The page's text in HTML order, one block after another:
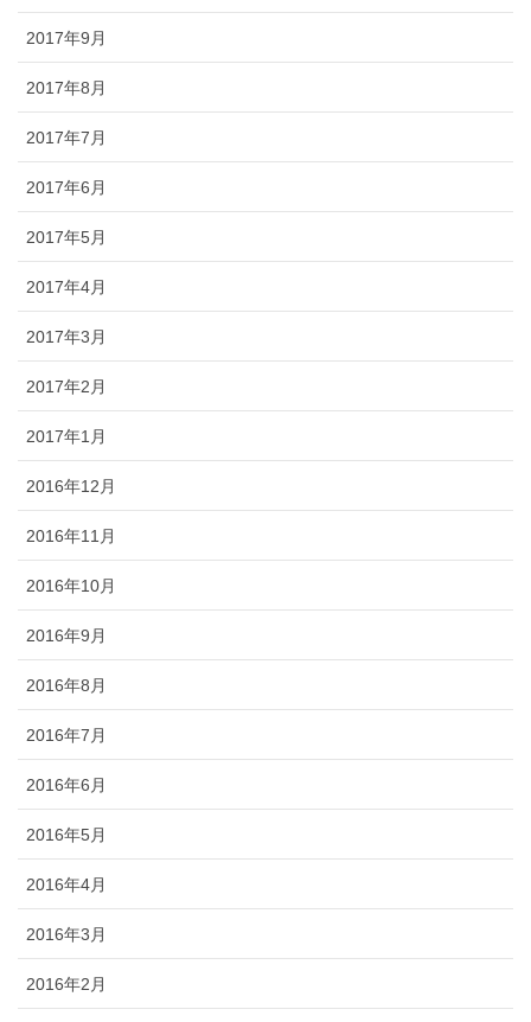
2017年9月
2017年8月
2017年7月
2017年6月
2017年5月
2017年4月
2017年3月
2017年2月
2017年1月
2016年12月
2016年11月
2016年10月
2016年9月
2016年8月
2016年7月
2016年6月
2016年5月
2016年4月
2016年3月
2016年2月